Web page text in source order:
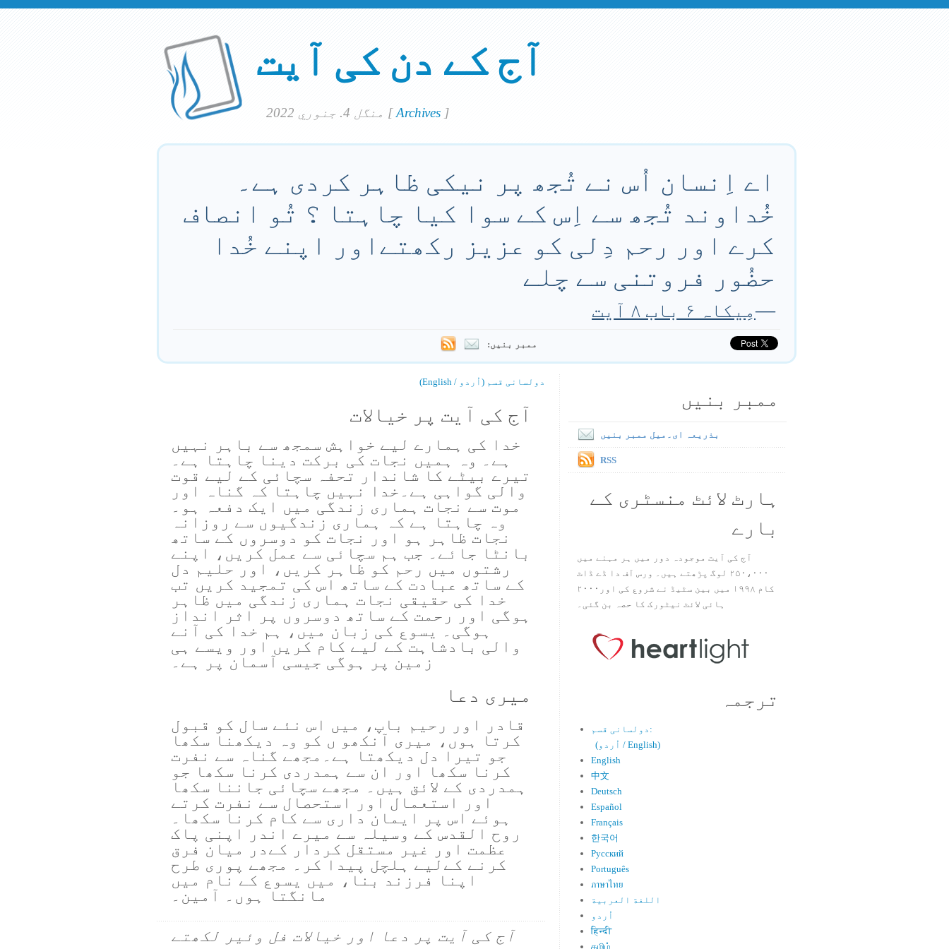
آج کے دن کی آیت
[Archives ]
اے اِنسان اُس نے تُجھ پر نیکی ظاہر کردی ہے۔
خُداوند تُجھ سے اِس کے سوا کیا چاہتا ؟ تُو انصاف
کرے اور رحم دِلی کو عزیز رکھتےاور اپنے خُدا
حضُور فروتنی سے چلے
—مِیکاہ ۶ باب ۸ آیت
ممبر بنیں:
دولسانی قسم (اُردو / English)
آج کی آیت پر خیالات
خدا کی ہمارے لیے خواہش سمجھ سے باہر نہیں
ہے۔ وہ ہمیں نجات کی برکت دینا چاہتا ہے۔
تیرے بیٹے کا شاندار تحفہ سچائی کے لیے قوت
والی گواہی ہے۔خدا نہیں چاہتا کہ گناہ اور
موت سے نجات ہماری زندگی میں ایک دفعہ ہو۔
وہ چاہتا ہے کہ ہماری زندگیوں سے روزانہ
نجات ظاہر ہو اور نجات کو دوسروں کے ساتھ
بانٹا جائے۔ جب ہم سچائی سے عمل کریں، اپنے
رشتوں میں رحم کو ظاہر کریں، اور حلیم دل
کے ساتھ عبادت کے ساتھ اس کی تمجید کریں تب
خدا کی حقیقی نجات ہماری زندگی میں ظاہر
ہوگی اور رحمت کے ساتھ دوسروں پر اثر انداز
ہوگی۔ یسوع کی زبان میں، ہم خدا کی آنے
والی بادشاہت کے لیے کام کریں اور ویسے ہی
زمین پر ہوگی جیسی آسمان پر ہے۔
میری دعا
قادر اور رحیم باپ، میں اس نئے سال کو قبول
کرتا ہوں، میری آنکھو ں کو وہ دیکھنا سکھا
جو تیرا دل دیکھتا ہے۔مجھے گناہ سے نفرت
کرنا سکھا اور ان سے ہمدردی کرنا سکھا جو
ہمدردی کے لائق ہیں۔ مجھے سچائی جاننا سکھا
اور استعمال اور استحصال سے نفرت کرتے
ہوئے اس پر ایمان داری سے کام کرنا سکھا۔
روح القدس کے وسیلہ سے میرے اندر اپنی پاک
عظمت اور غیر مستقل کردار کےدر میان فرق
کرنے کےلیے ہلچل پیدا کر۔ مجھے پوری طرح
اپنا فرزند بنا، میں یسوع کے نام میں
مانگتا ہوں۔ آمین۔
آج کی آیت پر دعا اور خیالات فل وئیر لکھتے
ممبر بنیں
بذریعہ ای۔میل ممبر بنیں
RSS
ہارٹ لائٹ منسٹری کے
بارے
آج کی آیت موجودہ دور میں ہر مہنے میں
۲۵۰،۰۰۰ لوگ پڑھتے ہیں۔ ورس آف دا ڈے ڈاٹ
کام ۱۹۹۸ میں بین سٹیڈ نے شروع کی اور۲۰۰۰
ہائی لائٹ نیٹورک کا حصہ بن گئی۔
ترجمہ
دولسانی قسم:
(اُردو / English)
English
中文
Deutsch
Español
Français
한국어
Русский
Português
ภาษาไทย
اللغة العربية
اُردو
हिन्दी
தமிழ்